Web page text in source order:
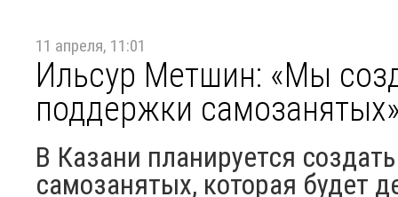
11 апреля, 11:01
Ильсур Метшин: «Мы
поддержки
В Казани планируется
самозанятых, которая будет